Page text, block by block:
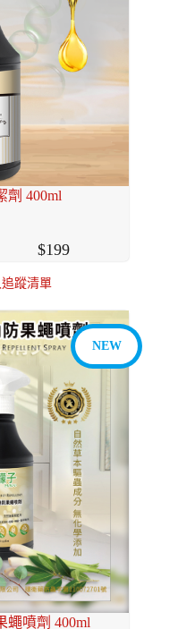
劑 400ml
199
蹤清單
NEW
蠅噴劑 400ml